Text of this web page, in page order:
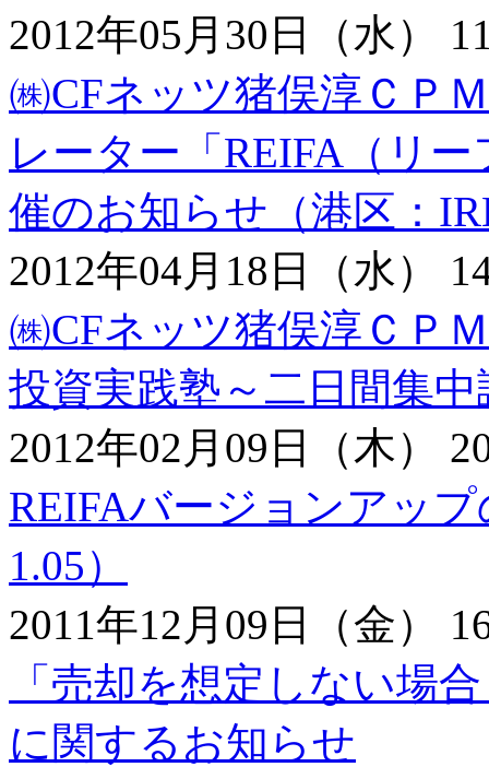
2012年05月30日（水）
㈱CFネッツ猪俣淳ＣＰ
レーター「REIFA（リ
催のお知らせ（港区：
2012年04月18日（水）
㈱CFネッツ猪俣淳ＣＰ
投資実践塾～二日間集
2012年02月09日（木）
REIFAバージョンアッ
1.05）
2011年12月09日（金）
「売却を想定しない場
に関するお知らせ